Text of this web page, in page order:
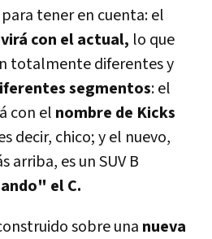
tener en cuenta: el
con el actual, lo que
totalmente diferentes y
segmentos: el
con el nombre de Kicks
decir, chico; y el nuevo,
arriba, es un SUV B
el C.
sobre una nueva